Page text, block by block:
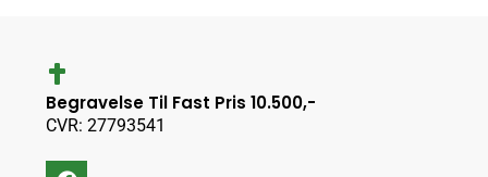
Begravelse Til Fast Pris 10.500,-
CVR: 27793541